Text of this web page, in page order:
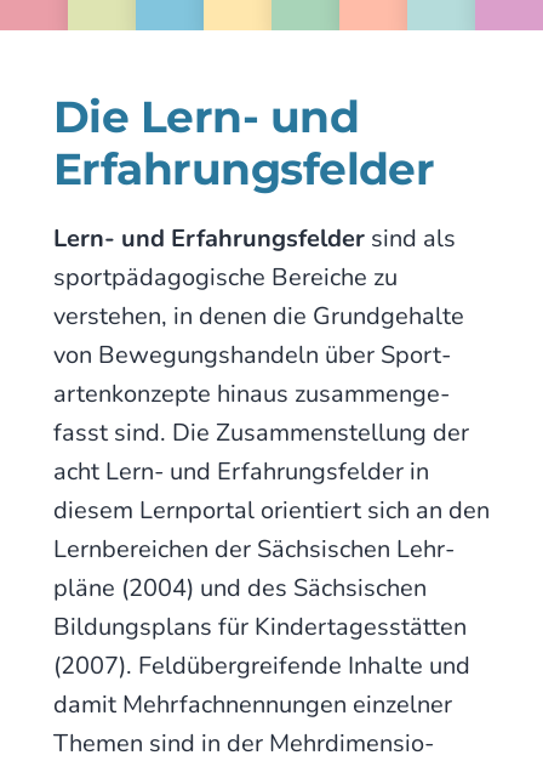
Die Lern- und
Erfahrungs­felder
Lern- und Erfahrungs­felder sind als
sport­­päda­go­gische Bereiche zu
verstehen, in denen die Grund­­gehalte
von Bewe­gungs­handeln über Sport­­
arten­­konzepte hinaus zusam­men­ge­
fasst sind. Die Zusammen­­stellung der
acht Lern- und Erfahrungs­­felder in
diesem Lern­portal orientiert sich an den
Lern­­bereichen der Sächsischen Lehr­
pläne (2004) und des Sächsischen
Bildungs­­plans für Kinder­­tages­stätten
(2007). Feld­über­­greifende Inhalte und
damit Mehr­­fach­­nennungen einzelner
The­men sind in der Mehr­­dimen­sio­